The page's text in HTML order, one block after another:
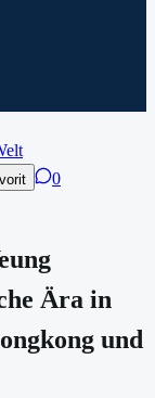
0
Ära in
und